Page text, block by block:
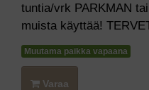
tuntia/vrk PARKMAN
muista käyttää!
Muutama paikka vapaana
Varaa